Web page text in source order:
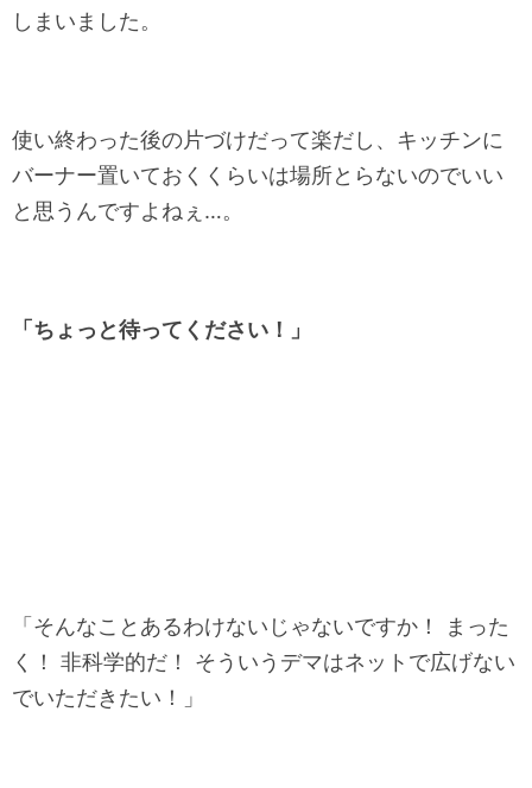
しまいました。
使い終わった後の片づけだって楽だし、キッチンに
バーナー置いておくくらいは場所とらないのでいい
と思うんですよねぇ…。
「ちょっと待ってください！」
「そんなことあるわけないじゃないですか！ まった
く！ 非科学的だ！ そういうデマはネットで広げない
でいただきたい！」